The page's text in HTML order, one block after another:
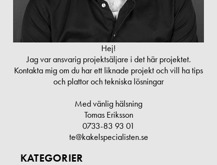
Hej!
Jag var ansvarig projektsäljare i det här projektet.
Kontakta mig om du har ett liknade projekt och vill ha tips
och plattor och tekniska lösningar
Med vänlig hälsning
Tomas Eriksson
0733-83 93 01
te@kakelspecialisten.se
KATEGORIER